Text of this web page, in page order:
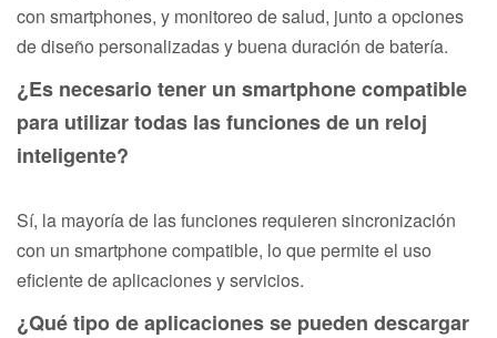
con smartphones, y monitoreo de salud, junto a opciones
de diseño personalizadas y buena duración de batería.
¿Es necesario tener un smartphone compatible
para utilizar todas las funciones de un reloj
inteligente?
Sí, la mayoría de las funciones requieren sincronización
con un smartphone compatible, lo que permite el uso
eficiente de aplicaciones y servicios.
¿Qué tipo de aplicaciones se pueden descargar